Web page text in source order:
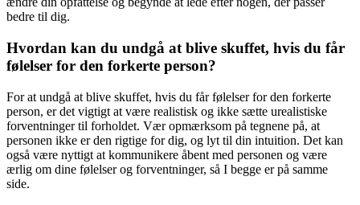
bedre til dig.
Hvordan kan du undgå at blive skuffet, hvis du får
følelser for den forkerte person?
For at undgå at blive skuffet, hvis du får følelser for den forkerte
person, er det vigtigt at være realistisk og ikke sætte urealistiske
forventninger til forholdet. Vær opmærksom på tegnene på, at
personen ikke er den rigtige for dig, og lyt til din intuition. Det kan
også være nyttigt at kommunikere åbent med personen og være
ærlig om dine følelser og forventninger, så I begge er på samme
side.